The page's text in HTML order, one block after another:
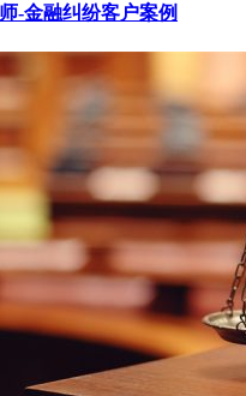
师-金融纠纷客户案例